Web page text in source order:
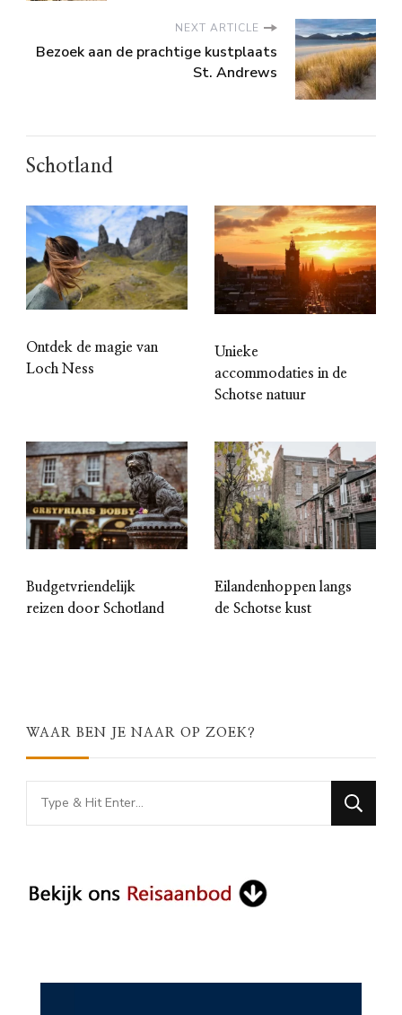
NEXT ARTICLE
Bezoek aan de prachtige kustplaats
St. Andrews
Schotland
Ontdek de magie van
Loch Ness
Unieke
accommodaties in de
Schotse natuur
Budgetvriendelijk
reizen door Schotland
Eilandenhoppen langs
de Schotse kust
WAAR BEN JE NAAR OP ZOEK?
Looking
for